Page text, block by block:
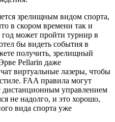
зрелищным видом спорта,
в скором времени так и
год может пройти турнир в
бы видеть события в
получить, зрелищный
Pellarin даже
виртуальные лазеры, чтобы
FAA правила могут
дистанционным управлением
не надолго, и это хорошо,
вида спорта уже